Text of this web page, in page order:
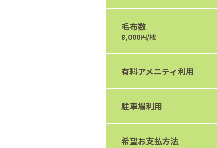
毛布数
8,000円/枚
有料アメニティ利用
駐車場利用
希望お支払方法